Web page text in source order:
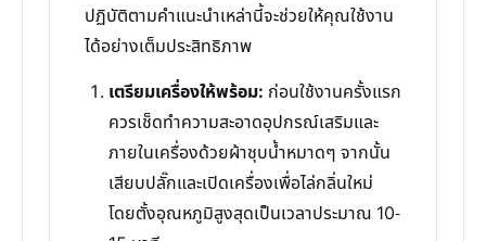
ปฏิบัติตามคำแนะนำเหล่านี้จะช่วยให้คุณใช้งาน
ได้อย่างเต็มประสิทธิภาพ
เตรียมเครื่องให้พร้อม: ก่อนใช้งานครั้งแรก
ควรเช็ดทำความสะอาดอุปกรณ์เสริมและ
ภายในเครื่องด้วยผ้าชุบน้ำหมาดๆ จากนั้น
เสียบปลั๊กและเปิดเครื่องเพื่อไล่กลิ่นใหม่
โดยตั้งอุณหภูมิสูงสุดเป็นเวลาประมาณ 10-